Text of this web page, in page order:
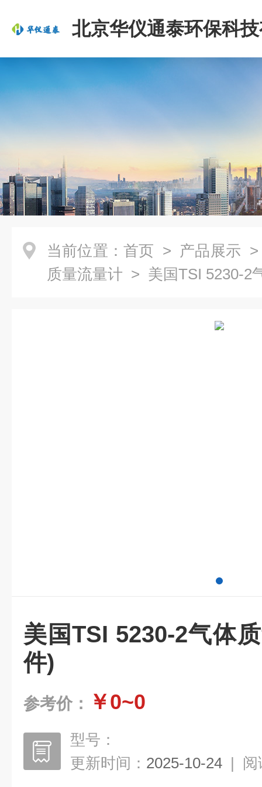
北京华仪通泰环保科
司
当前位置： 首页 > 产品展示
质量流量计 > 美国TSI 5230-2
美国TSI 5230-2气体
件)
参考价： ￥0~0
型号：
更新时间： 2025-10-24 | 阅